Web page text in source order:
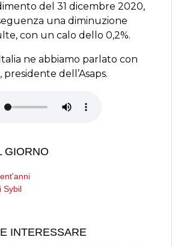
del 31 dicembre 2020,
una diminuzione
con un calo dello 0,2%.
Italia ne abbiamo parlato con
dell’Asaps.
GIORNO
Sybil
INTERESSARE